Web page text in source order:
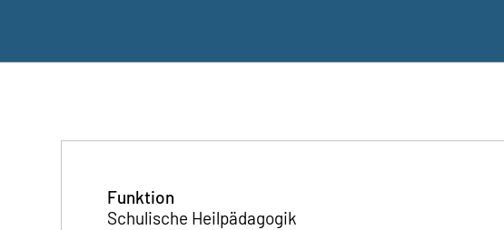
Funktion
Schulische Heilpädagogik